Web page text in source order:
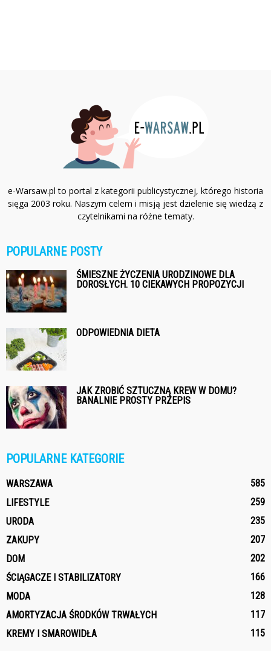
e-Warsaw.pl to portal z kategorii publicystycznej, którego historia
sięga 2003 roku. Naszym celem i misją jest dzielenie się wiedzą z
czytelnikami na różne tematy.
POPULARNE POSTY
ŚMIESZNE ŻYCZENIA URODZINOWE DLA
DOROSŁYCH. 10 CIEKAWYCH PROPOZYCJI
ODPOWIEDNIA DIETA
JAK ZROBIĆ SZTUCZNĄ KREW W DOMU?
BANALNIE PROSTY PRZEPIS
POPULARNE KATEGORIE
WARSZAWA
585
LIFESTYLE
259
URODA
235
ZAKUPY
207
DOM
202
ŚCIĄGACZE I STABILIZATORY
166
MODA
128
AMORTYZACJA ŚRODKÓW TRWAŁYCH
117
KREMY I SMAROWIDŁA
115